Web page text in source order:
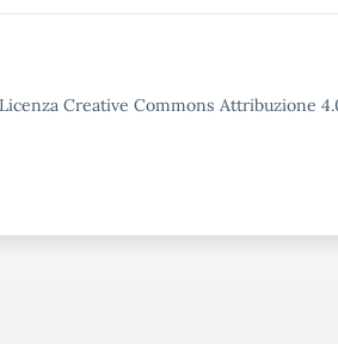
Creative Commons Attribuzione